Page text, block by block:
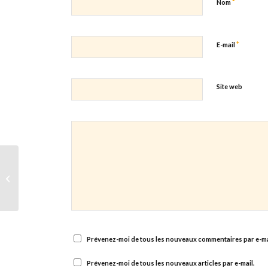
Nom
E-mail*
Site web
Prévenez-moi de tous les nouveaux commentaires par e-
Prévenez-moi de tous les nouveaux articles par e-mail.